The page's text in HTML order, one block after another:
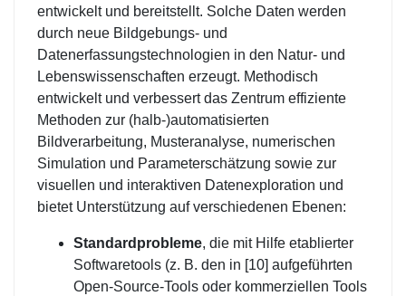
entwickelt und bereitstellt. Solche Daten werden
durch neue Bildgebungs- und
Datenerfassungstechnologien in den Natur- und
Lebenswissenschaften erzeugt. Methodisch
entwickelt und verbessert das Zentrum effiziente
Methoden zur (halb-)automatisierten
Bildverarbeitung, Musteranalyse, numerischen
Simulation und Parameterschätzung sowie zur
visuellen und interaktiven Datenexploration und
bietet Unterstützung auf verschiedenen Ebenen:
Standardprobleme, die mit Hilfe etablierter
Softwaretools (z. B. den in [10] aufgeführten
Open-Source-Tools oder kommerziellen Tools